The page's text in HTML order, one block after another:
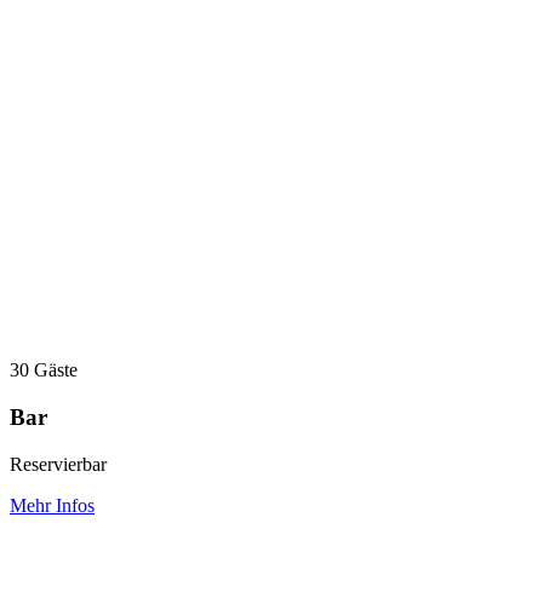
30 Gäste
Bar
Reservierbar
Mehr Infos